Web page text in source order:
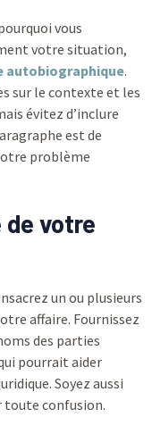
vous
votre situation,
autobiographique.
sur le contexte et les
évitez d’inclure
est de
problème
de votre
un ou plusieurs
affaire. Fournissez
des parties
pourrait aider
Soyez aussi
toute confusion.